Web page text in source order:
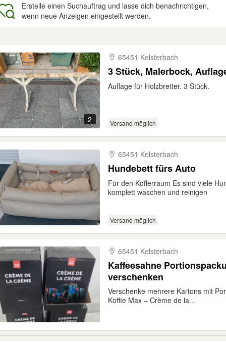
Erstelle einen Suchauftrag und lasse dich benachrichtigen,
wenn neue Anzeigen eingestellt werden.
2
65451 Kelsterbach
3 Stück, Malerbock,
Auflage für Holzbretter. 3 Stück.
Versand möglich
65451 Kelsterbach
Hundebett fürs Auto
Für den Kofferraum Es sind viele
komplett waschen und reinigen
Versand möglich
65451 Kelsterbach
Kaffeesahne
verschenken
Verschenke mehrere Kartons mit
Koffie Max – Crème de la...